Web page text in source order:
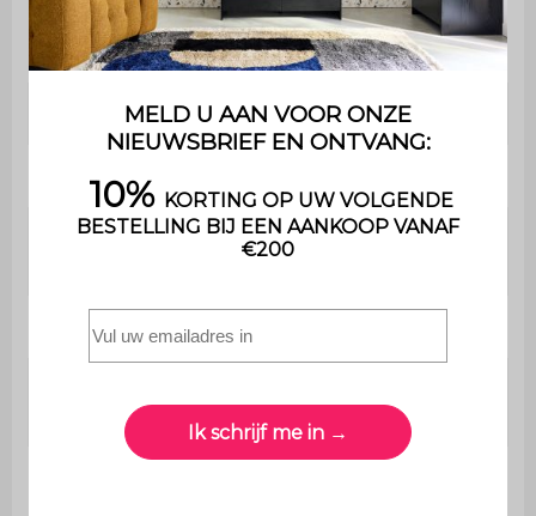
Aantal
tafelbladen
2
Sidetable L 110 x D 39 x H 76cm
Tafelblad
Hoogte tussen
56,5 cm
Nettogewicht 11,67kg
totaalgewicht
18 kg